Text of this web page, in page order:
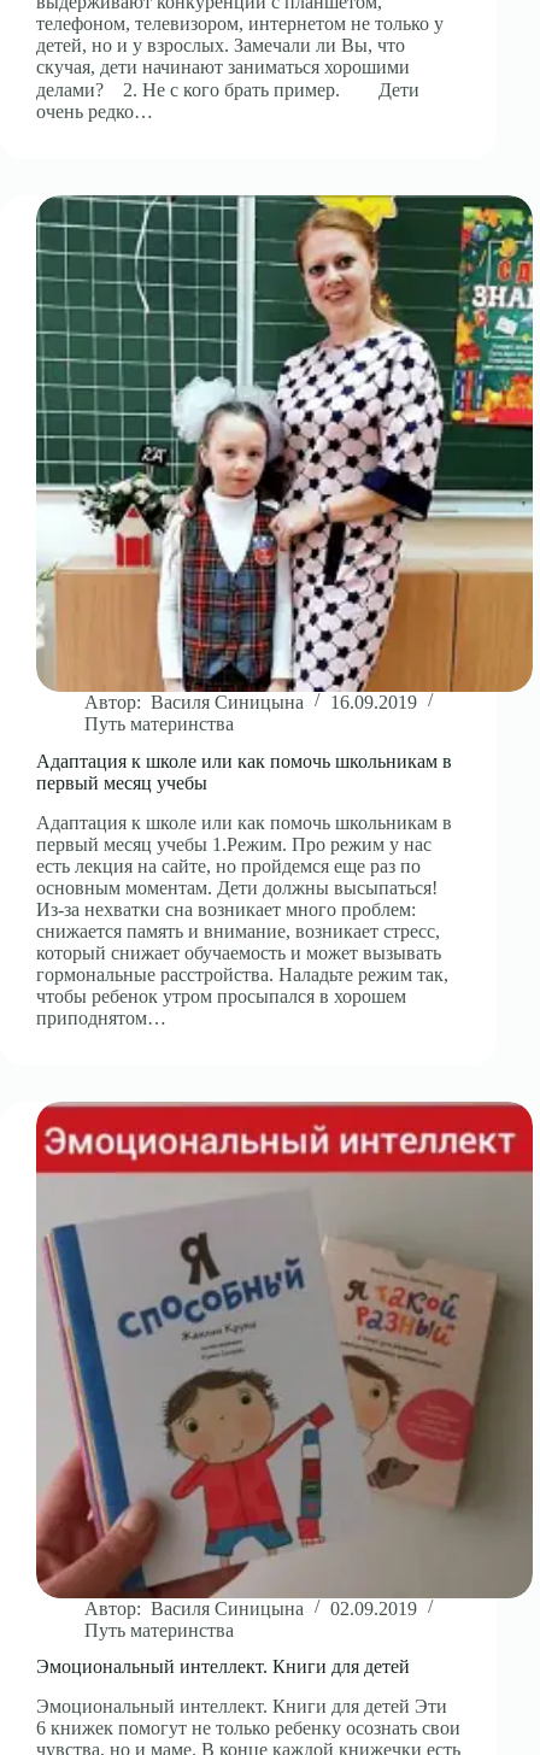
телефоном, телевизором, интернетом не только у
детей, но и у взрослых. Замечали ли Вы, что
скучая, дети начинают заниматься хорошими
делами?⠀ 2. Не с кого брать пример.⠀ ⠀ Дети
очень редко…
Автор: Василя Синицына
16.09.2019
Путь материнства
Адаптация к школе или как помочь школьникам в
первый месяц учебы
Адаптация к школе или как помочь школьникам в
первый месяц учебы 1.Режим. Про режим у нас
есть лекция на сайте, но пройдемся еще раз по
основным моментам. Дети должны высыпаться!
Из-за нехватки сна возникает много проблем:
снижается память и внимание, возникает стресс,
который снижает обучаемость и может вызывать
гормональные расстройства. Наладьте режим так,
чтобы ребенок утром просыпался в хорошем
приподнятом…
Автор: Василя Синицына
02.09.2019
Путь материнства
Эмоциональный интеллект. Книги для детей
Эмоциональный интеллект. Книги для детей Эти
6 книжек помогут не только ребенку осознать свои
чувства, но и маме. В конце каждой книжечки есть